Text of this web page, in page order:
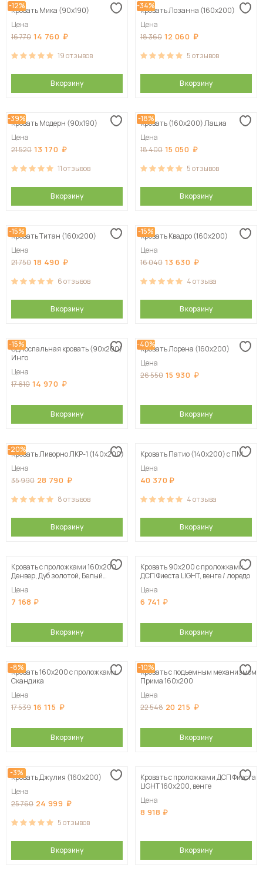
-12%
Кровать Мика (90х190)
Цена
16 770 14 760
19отзывов
В корзину
-34%
Кровать Лозанна (160х200)
Цена
18 360 12 060
5отзывов
В корзину
-39%
Кровать Модерн (90х190)
Цена
21 520 13 170
11отзывов
В корзину
-18%
Кровать (160х200) Лациа
Цена
18 400 15 050
5отзывов
В корзину
-15%
Кровать Титан (160х200)
Цена
21 750 18 490
6отзывов
В корзину
-15%
Кровать Квадро (160х200)
Цена
16 040 13 630
4отзыва
В корзину
-15%
Односпальная кровать (90х200)
Инго
Цена
17 610 14 970
В корзину
-40%
Кровать Лорена (160х200)
Цена
26 550 15 930
В корзину
-20%
Кровать Ливорно ЛКР-1 (140х200)
Цена
35 990 28 790
8отзывов
В корзину
Кровать Патио (140х200) с ПМ
Цена
40 370
4отзыва
В корзину
Кровать с проложками 160х200
Денвер, Дуб золотой, Белый
Цена
7 168
В корзину
Кровать 90х200 с проложками
ДСП Фиеста LIGHT, венге / лоредо
Цена
6 741
В корзину
-8%
Кровать 160х200 с проложками
Скандика
Цена
17 539 16 115
В корзину
-10%
Кровать с подъемным механизмом
Прима 160х200
Цена
22 548 20 215
В корзину
-3%
Кровать Джулия (160х200)
Цена
25 760 24 999
5отзывов
В корзину
Кровать с проложками ДСП Фиеста
LIGHT 160х200, венге
Цена
8 918
В корзину